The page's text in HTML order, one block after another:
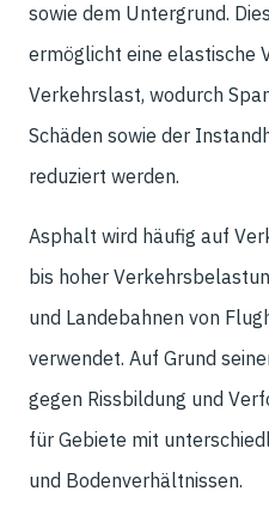
sowie dem Untergrund.
ermöglicht eine elastische
Verkehrslast, wodurch
Schäden sowie der
reduziert werden.
Asphalt wird häufig auf
bis hoher
und Landebahnen von
verwendet. Auf Grund
gegen Rissbildung und
für Gebiete mit
und Bodenverhältnissen.